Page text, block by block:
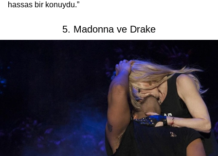
hassas bir konuydu.”
5. Madonna ve Drake